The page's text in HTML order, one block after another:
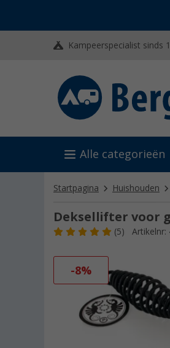
Kampeerspecialist sinds
Alle categorieën
Startpagina Huishouden
Deksellifter voor
(5) Artikelnr:
-8%